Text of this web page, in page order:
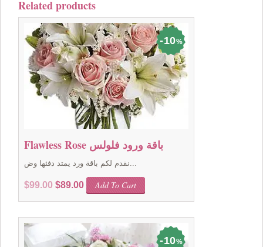
Related products
10%
Flawless Rose باقة ورود فلولس
نقدم لكم باقة ورد يمتد دفئها وض...
$99.00 Original
$99.00.
$89.00Current
price
$89.00.
Add To Cart
10%